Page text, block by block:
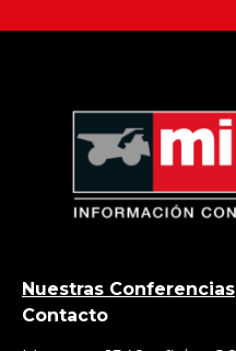
Nuestras Conferencias
Contacto